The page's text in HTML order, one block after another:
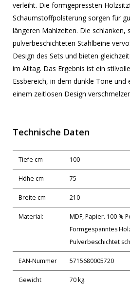
verleiht. Die formgepressten
Schaumstoffpolsterung sorgen für
längeren Mahlzeiten. Die schlanken,
pulverbeschichteten Stahlbeine
Design des Sets und bieten
im Alltag. Das Ergebnis ist ein
Essbereich, in dem dunkle Töne und
einem zeitlosen Design
Technische Daten
Tiefe cm 100
Höhe cm 75
Breite cm 210
Material:
MDF, Papier. 100 %
Formgespanntes
Pulverbeschichtet
EAN-Nummer 5715680005720
Gewicht 70 kg.